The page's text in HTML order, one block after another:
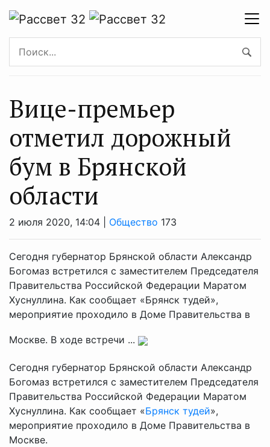
Вице-премьер
отметил дорожный
бум в Брянской
области
2 июля 2020, 14:04 | Общество 173
Сегодня губернатор Брянской области Александр
Богомаз встретился с заместителем Председателя
Правительства Российской Федерации Маратом
Хуснуллина. Как сообщает «Брянск тудей»,
мероприятие проходило в Доме Правительства в
Москве. В ходе встречи ...
Сегодня губернатор Брянской области Александр
Богомаз встретился с заместителем Председателя
Правительства Российской Федерации Маратом
Хуснуллина. Как сообщает «Брянск тудей»,
мероприятие проходило в Доме Правительства в
Москве.